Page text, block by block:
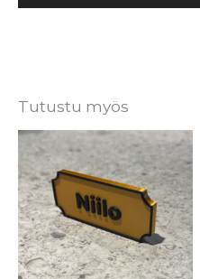
Tutustu myös